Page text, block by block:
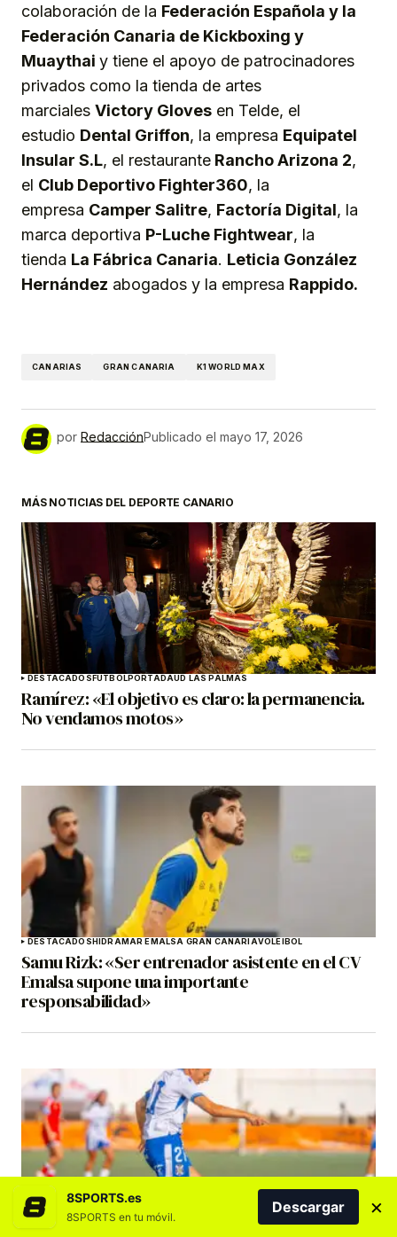
colaboración de la Federación Española y la
Federación Canaria de Kickboxing y
Muaythai y tiene el apoyo de patrocinadores
privados como la tienda de artes
marciales Victory Gloves en Telde, el
estudio Dental Griffon, la empresa Equipatel
Insular S.L, el restaurante Rancho Arizona 2,
el Club Deportivo Fighter360, la
empresa Camper Salitre, Factoría Digital, la
marca deportiva P-Luche Fightwear, la
tienda La Fábrica Canaria. Leticia González
Hernández abogados y la empresa Rappido.
CANARIAS GRAN CANARIA K1 WORLD MAX
por RedacciónPublicado el mayo 17, 2026
MÁS NOTICIAS DEL DEPORTE CANARIO
DESTACADOSFÚTBOLPORTADAUD LAS PALMAS
Ramírez: «El objetivo es claro: la permanencia.
No vendamos motos»
DESTACADOSHIDRAMAR EMALSA GRAN CANARIAVOLEIBOL
Samu Rizk: «Ser entrenador asistente en el CV
Emalsa supone una importante
responsabilidad»
COSTA ADEJE TENERIFEDESTACADOS
8SPORTS.es
8SPORTS en tu móvil.
Descargar ×